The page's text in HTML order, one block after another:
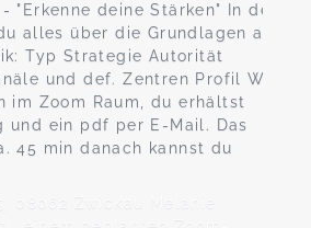
"Erkenne deine Stärken" In der
alles über die Grundlagen aus
Typ Strategie Autorität
und def. Zentren Profil Wir
im Zoom Raum, du erhältst
und ein pdf per E-Mail. Das
45 min danach kannst du
08062 Zwickau Melanie